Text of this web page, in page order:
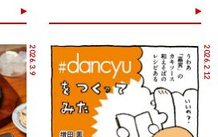
2026.3.9 2026.2.12